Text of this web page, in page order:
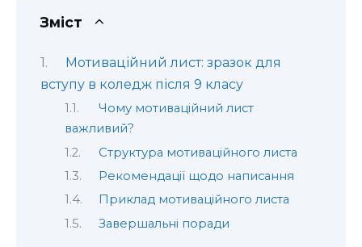
Зміст
Мотиваційний лист: зразок для
вступу в коледж після 9 класу
Чому мотиваційний лист
важливий?
Структура мотиваційного листа
Рекомендації щодо написання
Приклад мотиваційного листа
Завершальні поради